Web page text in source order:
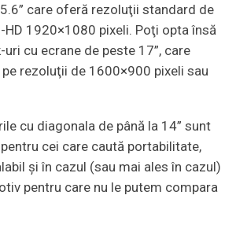
care oferă rezoluţii standard de
1920×1080 pixeli. Poţi opta însă
cu ecrane de peste 17”, care
rezoluţii de 1600×900 pixeli sau
cu diagonala de până la 14” sunt
cei care caută portabilitate,
şi în cazul (sau mai ales în cazul)
pentru care nu le putem compara